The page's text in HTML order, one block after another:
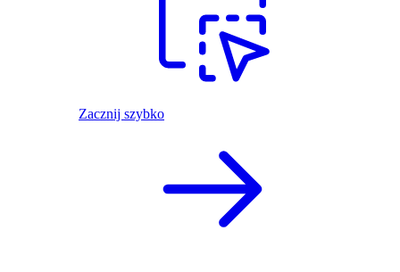
Zacznij szybko